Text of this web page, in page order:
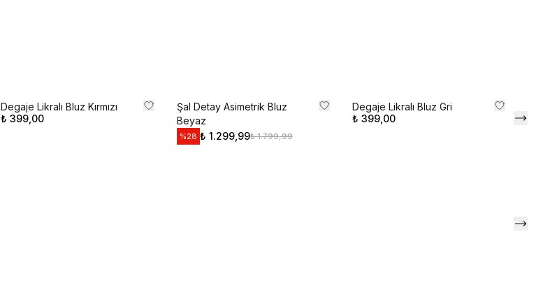
Degaje Likralı Bluz Kırmızı
₺ 399,00
Şal Detay Asimetrik Bluz
Beyaz
%28 ₺ 1.299,99₺ 1.799,99
Degaje Likralı Bluz Gri
₺ 399,00